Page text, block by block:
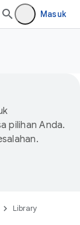
Masuk
pilihan Anda.
Library